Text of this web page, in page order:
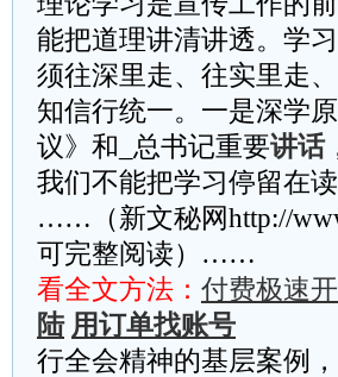
能把道理讲清讲透。学
须往深里走、往实里走
知信行统一。一是深学
议》和_总书记重要讲话
我们不能把学习停留在读
……（新文秘网http://
可完整阅读）……
看全文方法： 付费极速
陆 用订单找账号
行全会精神的基层案例